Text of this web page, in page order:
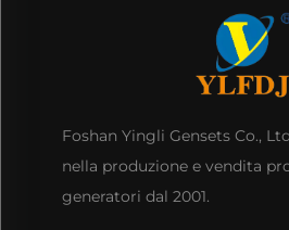
Foshan Yingli Gensets Co.,
nella produzione e vendita
generatori dal 2001.